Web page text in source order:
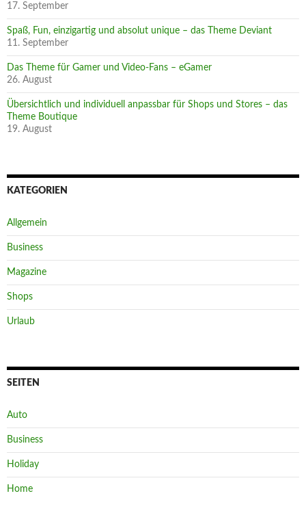
17. September
Spaß, Fun, einzigartig und absolut unique – das Theme Deviant
11. September
Das Theme für Gamer und Video-Fans – eGamer
26. August
Übersichtlich und individuell anpassbar für Shops und Stores – das
Theme Boutique
19. August
KATEGORIEN
Allgemein
Business
Magazine
Shops
Urlaub
SEITEN
Auto
Business
Holiday
Home